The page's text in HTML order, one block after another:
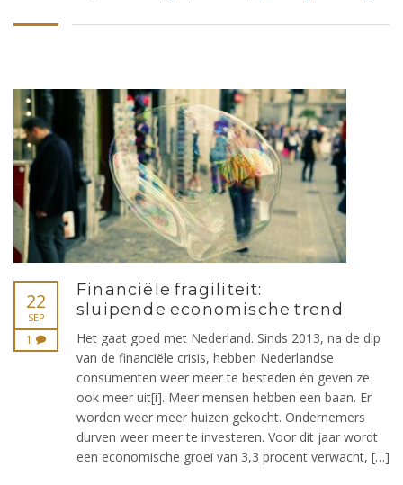
22
SEP
1
Financiële fragiliteit:
sluipende economische trend
Het gaat goed met Nederland. Sinds 2013, na de dip
van de financiële crisis, hebben Nederlandse
consumenten weer meer te besteden én geven ze
ook meer uit[i]. Meer mensen hebben een baan. Er
worden weer meer huizen gekocht. Ondernemers
durven weer meer te investeren. Voor dit jaar wordt
een economische groei van 3,3 procent verwacht, […]